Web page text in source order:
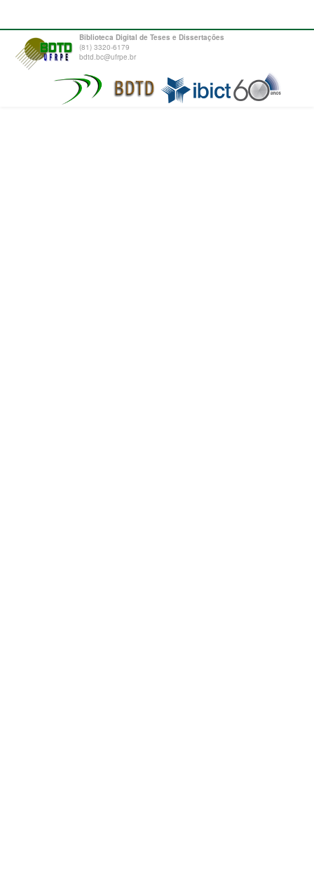
Biblioteca Digital de Teses e Dissertações
(81) 3320-6179
bdtd.bc@ufrpe.br